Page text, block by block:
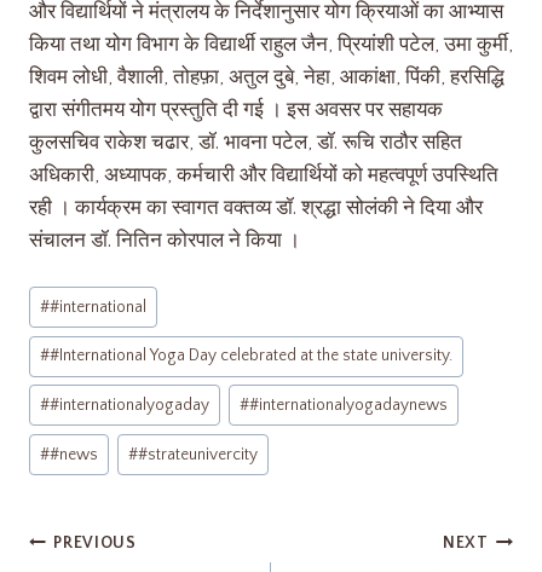
और विद्यार्थियों ने मंत्रालय के निर्देशानुसार योग क्रियाओं का आभ्यास
किया तथा योग विभाग के विद्यार्थी राहुल जैन, प्रियांशी पटेल, उमा कुर्मी,
शिवम लोधी, वैशाली, तोहफ़ा, अतुल दुबे, नेहा, आकांक्षा, पिंकी, हरसिद्धि
द्वारा संगीतमय योग प्रस्तुति दी गई । इस अवसर पर सहायक
कुलसचिव राकेश चढार, डॉ. भावना पटेल, डॉ. रूचि राठौर सहित
अधिकारी, अध्यापक, कर्मचारी और विद्यार्थियों को महत्वपूर्ण उपस्थिति
रही । कार्यक्रम का स्वागत वक्तव्य डॉ. श्रद्धा सोलंकी ने दिया और
संचालन डॉ. नितिन कोरपाल ने किया ।
##international
##International Yoga Day celebrated at the state university.
##internationalyogaday ##internationalyogadaynews
##news ##strateunivercity
PREVIOUS NEXT